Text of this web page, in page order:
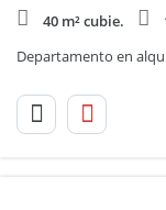
40 m² cubie.
Departamento en